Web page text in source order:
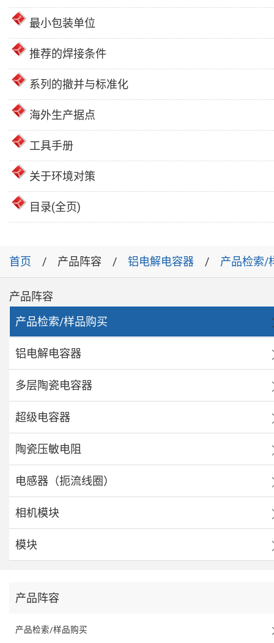
最小包装单位
推荐的焊接条件
系列的撤并与标准化
海外生产据点
工具手册
关于环境对策
目录(全页)
首页 产品阵容 铝电解电容器 产品检索/
产品阵容
产品检索/样品购买
铝电解电容器
多层陶瓷电容器
超级电容器
陶瓷压敏电阻
电感器（扼流线圈）
相机模块
模块
产品阵容
产品检索/样品购买